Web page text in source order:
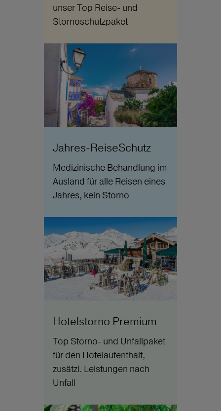
unser Top Reise- und
Stornoschutzpaket
Jahres-ReiseSchutz
Medizinische Behandlung im
Ausland für alle Reisen eines
Jahres, kein Storno
Hotelstorno Premium
Top Storno- und Unfallpaket
für den Hotelaufenthalt,
zusätzl. Leistungen nach
Unfall